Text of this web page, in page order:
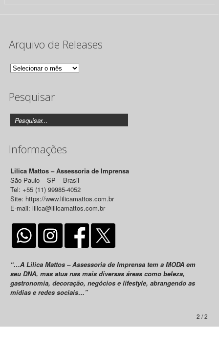
Arquivo de Releases
Arquivo
Releases
Pesquisar
Informações
Lilica Mattos – Assessoria de Imprensa
São Paulo – SP – Brasil
Tel: +55 (11) 99985-4052
Site: https://www.lilicamattos.com.br
E-mail: lilica@lilicamattos.com.br
“…A Lilica Mattos – Assessoria de Imprensa tem a MODA em
seu DNA, mas atua nas mais diversas áreas como beleza,
gastronomia, decoração, negócios e lifestyle, abrangendo as
mídias e redes sociais…”
2 / 2